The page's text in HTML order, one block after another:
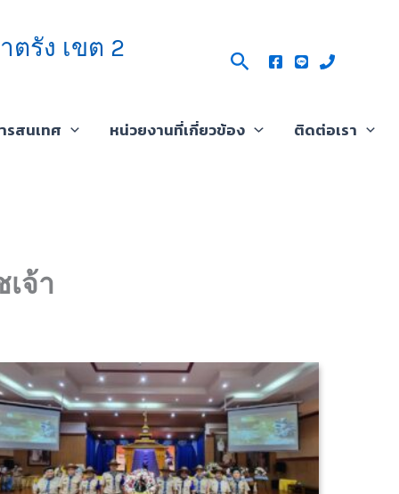
รัง เขต 2 Search
สนเทศ หน่วยงานที่เกี่ยวข้อง ติดต่อเรา
จ้า